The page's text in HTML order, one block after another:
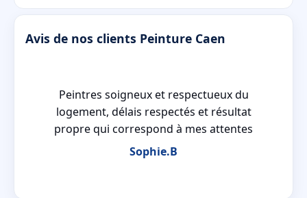
Avis de nos clients Peinture Caen
Peintres soigneux et respectueux du
logement, délais respectés et résultat
propre qui correspond à mes attentes
Sophie.B